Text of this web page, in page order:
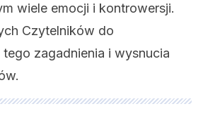
wiele emocji i kontrowersji.
Czytelników do
zagadnienia i wysnucia